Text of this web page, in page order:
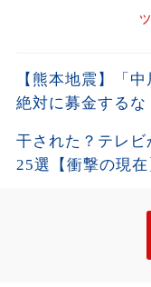
【熊本地震】「
絶対に募金するな
干された？テレビ
25選【衝撃の現在